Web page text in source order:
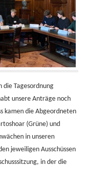
die Tagesordnung
unsere Anträge noch
kamen die Abgeordneten
(Grüne) und
in unseren
jeweiligen Ausschüssen
in der die